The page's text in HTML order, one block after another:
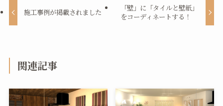
施工事例が掲載されました
「壁」に「タイルと壁紙」
をコーディネートする！
関連記事